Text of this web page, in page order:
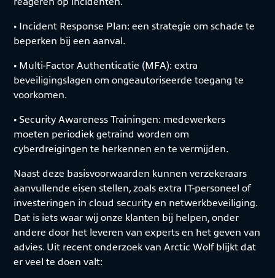
• Incident Response Plan: een strategie om schade te
beperken bij een aanval.
• Multi-Factor Authenticatie (MFA): extra
beveiligingslagen om ongeautoriseerde toegang te
voorkomen.
• Security Awareness Trainingen: medewerkers
moeten periodiek getraind worden om
cyberdreigingen te herkennen en te vermijden.
Naast deze basisvoorwaarden kunnen verzekeraars
aanvullende eisen stellen, zoals extra IT-personeel of
investeringen in cloud security en netwerkbeveiliging.
Dat is iets waar wij onze klanten bij helpen, onder
andere door het leveren van experts en het geven van
advies. Uit recent onderzoek van Arctic Wolf blijkt dat
er veel te doen valt: